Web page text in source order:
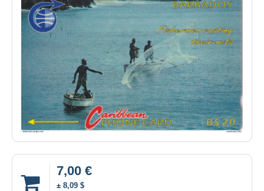
7,00 €
± 8,09 $